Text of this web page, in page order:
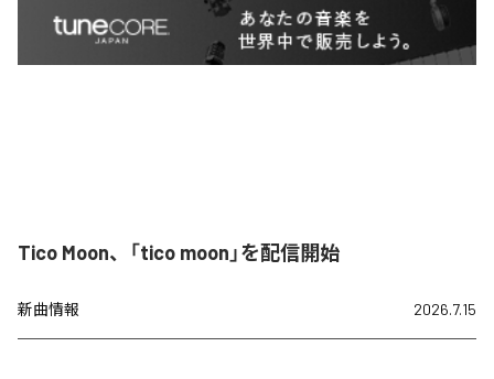
Tico Moon、「tico moon」を配信開始
新曲情報 2026.7.15